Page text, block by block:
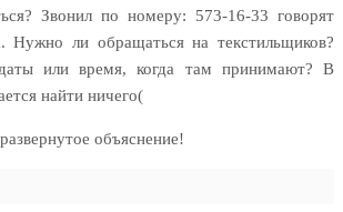
Звонил по номеру: 573-16-33 говорят
Нужно ли обращаться на текстильщиков?
или время, когда там принимают? В
найти ничего(
объяснение!